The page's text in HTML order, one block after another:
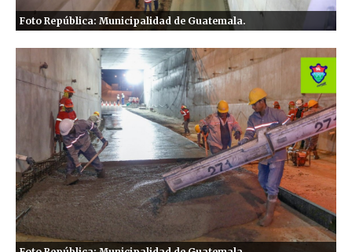
Foto República: Municipalidad de Guatemala.